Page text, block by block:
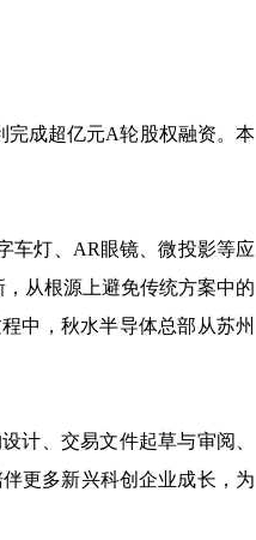
完成超亿元A轮股权融资。本
车灯、AR眼镜、微投影等应
从根源上避免传统方案中的
中，秋水半导体总部从苏州
计、交易文件起草与审阅、
更多新兴科创企业成长，为